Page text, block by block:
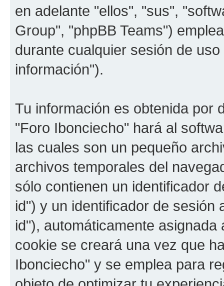
en adelante "ellos", "sus",
Group", "phpBB Teams")
durante cualquier sesión de
información").
Tu información es obtenida por
"Foro Ibonciecho" hará al
las cuales son un pequeño
archivos temporales del
sólo contienen un identificador
id") y un identificador de sesión
id"), automáticamente
cookie se creará una vez que
Ibonciecho" y se emplea para